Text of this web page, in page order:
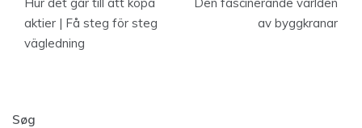
aktier | Få steg för steg
vägledning
av byggkranar
Søg